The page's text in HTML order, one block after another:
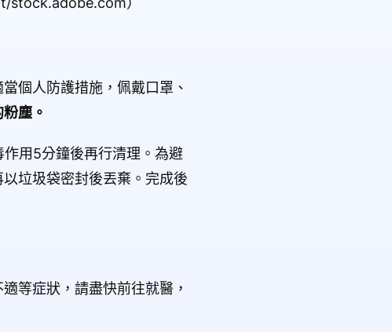
個人防護措施，佩戴口罩、
塵。
用5分鐘後再行清理。為避
垃圾袋密封後丟棄。完成後
等症狀，請盡快前往就醫，